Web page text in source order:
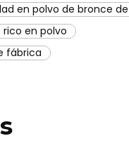
en polvo de bronce
en polvo
fábrica